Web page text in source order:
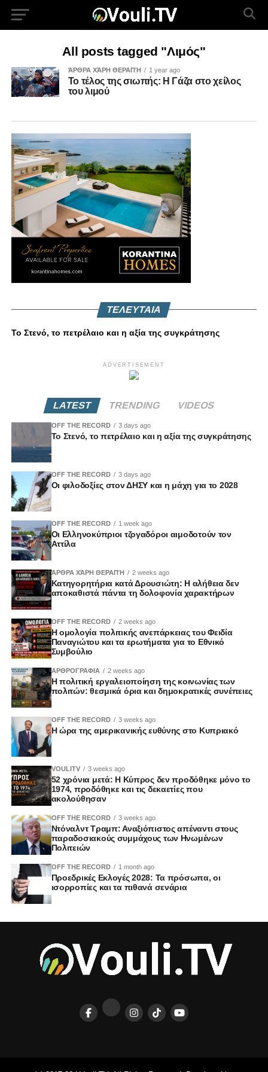
All posts tagged "Λιμός"
ΆΡΘΡΑ ΧΆΡΗ ΘΕΡΑΠΉ 1 year ago
Το τέλος της σιωπής: Η Γάζα στο χείλος
του λιμού
ΤΕΛΕΥΤΑΙΑ
Το Στενό, το πετρέλαιο και η αξία της συγκράτησης
ADVERTISEMENT
LATEST TRENDING VIDEOS
OFF THE RECORD 3 days ago
Το Στενό, το πετρέλαιο και η αξία της συγκράτησης
OFF THE RECORD 3 days ago
Οι φιλοδοξίες στον ΔΗΣΥ και η μάχη για το 2028
OFF THE RECORD 1 week ago
Οι Ελληνοκύπριοι τζογαδόροι αιμοδοτούν τον
Αττίλα
ΆΡΘΡΑ ΧΆΡΗ ΘΕΡΑΠΉ 2 weeks ago
Κατηγορητήρια κατά Δρουσιώτη: Η αλήθεια δεν
αποκαθιστά πάντα τη δολοφονία χαρακτήρων
OFF THE RECORD 2 weeks ago
Η ομολογία πολιτικής ανεπάρκειας του Φειδία
Παναγιώτου και τα ερωτήματα για το Εθνικό
Συμβούλιο
ΑΡΘΡΟΓΡΑΦΙΑ 2 weeks ago
Η πολιτική εργαλειοποίηση της κοινωνίας των
πολιτών: θεσμικά όρια και δημοκρατικές συνέπειες
OFF THE RECORD 3 weeks ago
Η ώρα της αμερικανικής ευθύνης στο Κυπριακό
VOULITV 3 weeks ago
52 χρόνια μετά: Η Κύπρος δεν προδόθηκε μόνο το
1974, προδόθηκε και τις δεκαετίες που
ακολούθησαν
OFF THE RECORD 3 weeks ago
Ντόναλντ Τραμπ: Αναξιόπιστος απέναντι στους
παραδοσιακούς συμμάχους των Ηνωμένων
Πολιτειών
OFF THE RECORD 1 month ago
Προεδρικές Εκλογές 2028: Τα πρόσωπα, οι
ισορροπίες και τα πιθανά σενάρια